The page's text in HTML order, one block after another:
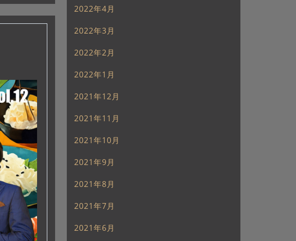
に
は
上
ー
を
使
っ
て
く
だ
さ
い。
2022年4月
2022年3月
2022年2月
2022年1月
2021年12月
2021年11月
2021年10月
2021年9月
2021年8月
2021年7月
2021年6月